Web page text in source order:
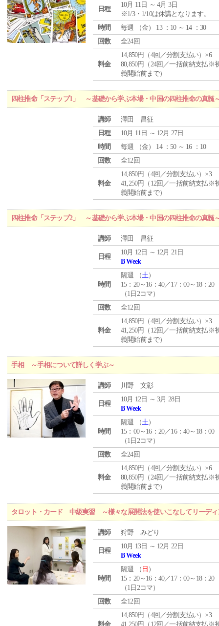
日程
10月 11日 ～ 4月 3日
※1/3・1/10は休講となります。
時間
毎週 （金） 13 ：10 ～ 14 ：30
回数
全24回
料金
14,850円（4回／分割支払い）×6
80,850円（24回／一括前納支払※
義開始前まで）
四柱推命「ステップ1」 ～基礎から学ぶ本場・中国の四柱推命の真髄
講師
澤田 昌征
日程
10月 11日 ～ 12月 27日
時間
毎週 （金） 14 ：50 ～ 16 ：10
回数
全12回
料金
14,850円（4回／分割支払い）×3
41,250円（12回／一括前納支払※
義開始前まで）
四柱推命「ステップ2」 ～基礎から学ぶ本場・中国の四柱推命の真髄
講師 澤田 昌征
日程
10月 12日 ～ 12月 21日
B Week
時間
隔週 （土）
15：20～16：40／17：00～18：20
（1日2コマ）
回数
全12回
料金
14,850円（4回／分割支払い）×3
41,250円（12回／一括前納支払※
義開始前まで）
手相 ～手相について詳しく学ぶ～
講師 川野 文彰
日程
10月 12日 ～ 3月 28日
B Week
時間
隔週 （土）
15：00～16：20／16：40～18：00
（1日2コマ）
回数
全24回
料金
14,850円（4回／分割支払い）×6
80,850円（24回／一括前納支払※
義開始前まで）
タロット・カード 中級実習 ～様々な展開法を使いこなしてリーディ
講師 狩野 みどり
日程
10月 13日 ～ 12月 22日
B Week
時間
隔週 （ 日 ）
15：20～16：40／17：00～18：20
（1日2コマ）
回数
全12回
料金
14,850円（4回／分割支払い）×3
41,250円（12回／一括前納支払※